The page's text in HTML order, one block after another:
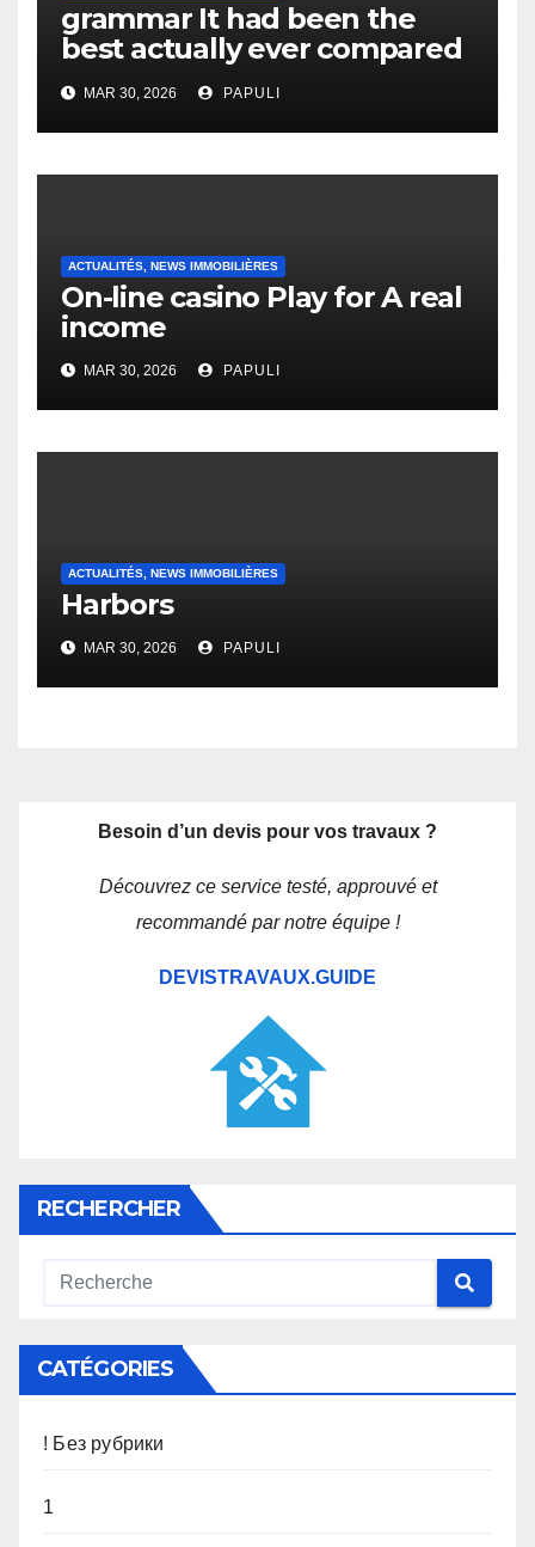
grammar It had been the
best actually ever compared
to it’s the top actually?
English Vocabulary Learners
Heap Change
MAR 30, 2026 PAPULI
ACTUALITÉS, NEWS IMMOBILIÈRES
On-line casino Play for A real
income
MAR 30, 2026 PAPULI
ACTUALITÉS, NEWS IMMOBILIÈRES
Harbors
MAR 30, 2026 PAPULI
Besoin d’un devis pour vos travaux ?
Découvrez ce service testé, approuvé et
recommandé par notre équipe !
DEVISTRAVAUX.GUIDE
RECHERCHER
CATÉGORIES
! Без рубрики
1